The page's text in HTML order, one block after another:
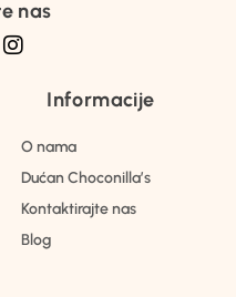
nas
Informacije
O nama
Dućan Choconilla’s
Kontaktirajte nas
Blog